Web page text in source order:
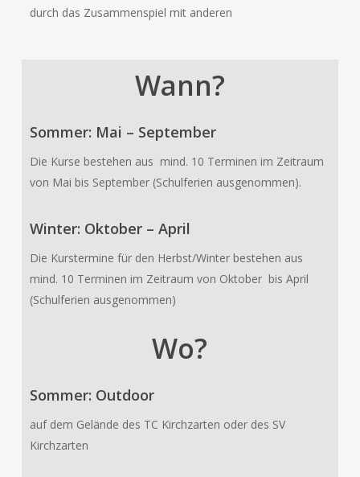
durch das Zusammenspiel mit anderen
Wann?
Sommer: Mai – September
Die Kurse bestehen aus mind. 10 Terminen im Zeitraum
von Mai bis September (Schulferien ausgenommen).
Winter: Oktober – April
Die Kurstermine für den Herbst/Winter bestehen aus
mind. 10 Terminen im Zeitraum von Oktober bis April
(Schulferien ausgenommen)
Wo?
Sommer: Outdoor
auf dem Gelände des TC Kirchzarten oder des SV
Kirchzarten